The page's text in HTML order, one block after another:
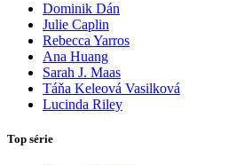
Dominik Dán
Julie Caplin
Rebecca Yarros
Ana Huang
Sarah J. Maas
Táňa Keleová Vasilková
Lucinda Riley
Top série